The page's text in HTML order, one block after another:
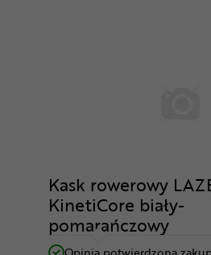
Kask rowerowy
KinetiCore biały-
pomarańczowy